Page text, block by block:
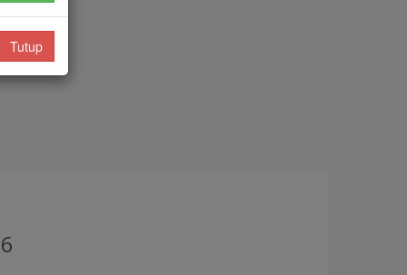
Tutup